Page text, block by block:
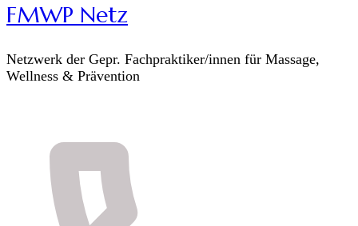
FMWP Netz
Netzwerk der Gepr. Fachpraktiker/innen für Massage,
Wellness & Prävention